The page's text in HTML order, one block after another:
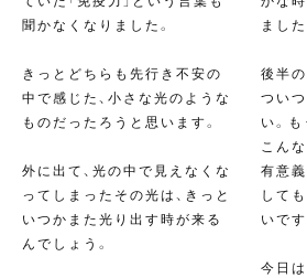
聞かなくなりました。
きっとどちらも先行き不安の
中で感じた、小さな光のような
ものだったろうと思います。
外に出て、光の中で見えなくな
ってしまったその光は、きっと
いつかまた光り出す時が来る
んでしょう。
ました
後半
つい
い。
こん
有意
して
いです
今日